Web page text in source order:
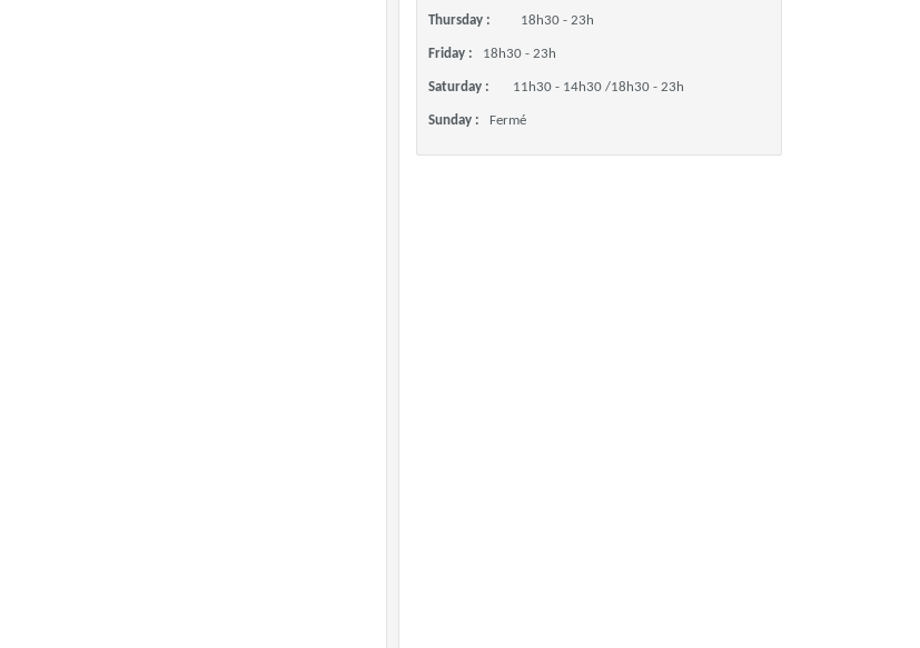
Thursday : 18h30 - 23h
Friday : 18h30 - 23h
Saturday : 11h30 - 14h30 /18h30 - 23h
Sunday : Fermé